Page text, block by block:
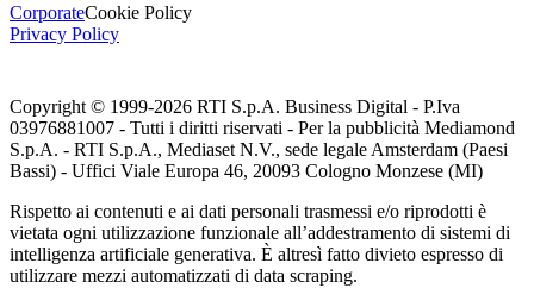
CorporateCookie Policy
Privacy Policy
Copyright © 1999-2026 RTI S.p.A. Business Digital - P.Iva
03976881007 - Tutti i diritti riservati - Per la pubblicità Mediamond
S.p.A. - RTI S.p.A., Mediaset N.V., sede legale Amsterdam (Paesi
Bassi) - Uffici Viale Europa 46, 20093 Cologno Monzese (MI)
Rispetto ai contenuti e ai dati personali trasmessi e/o riprodotti è
vietata ogni utilizzazione funzionale all’addestramento di sistemi di
intelligenza artificiale generativa. È altresì fatto divieto espresso di
utilizzare mezzi automatizzati di data scraping.